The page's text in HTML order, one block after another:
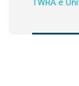
TWRA e